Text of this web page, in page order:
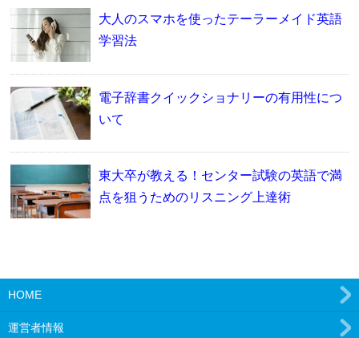
大人のスマホを使ったテーラーメイド英語
学習法
電子辞書クイックショナリーの有用性につ
いて
東大卒が教える！センター試験の英語で満
点を狙うためのリスニング上達術
HOME
運営者情報